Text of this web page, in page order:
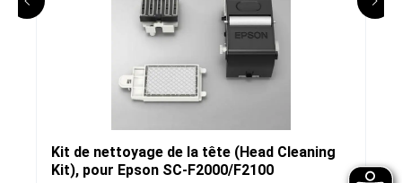
Kit de nettoyage de la tête (Head Cleaning
Kit), pour Epson SC-F2000/F2100